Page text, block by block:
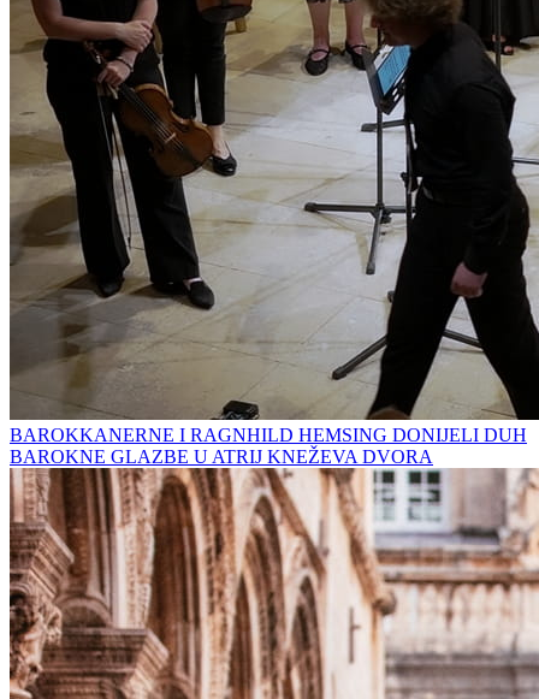
BAROKKANERNE I RAGNHILD HEMSING DONIJELI DUH
BAROKNE GLAZBE U ATRIJ KNEŽEVA DVORA